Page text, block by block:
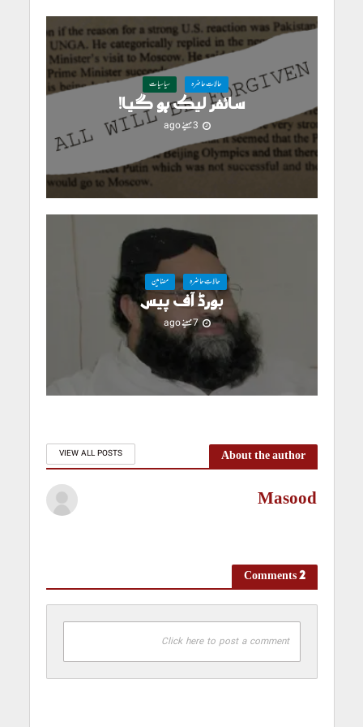
حالاتِ حاضرہ سیاسیات
سائفر لیک ہو گیا!
3 مہینے ago
حالاتِ حاضرہ مضامین
بورڈ آف پیس
7 مہینے ago
About the author
VIEW ALL POSTS
Masood
2 Comments
Click here to post a comment